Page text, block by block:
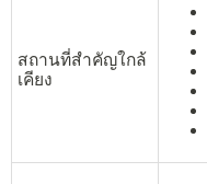
สถานที่สำคัญใกล้
เคียง